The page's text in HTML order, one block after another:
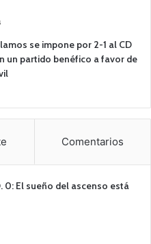
se impone por 2-1 al CD
un partido benéfico a favor de
Comentarios
0: El sueño del ascenso está